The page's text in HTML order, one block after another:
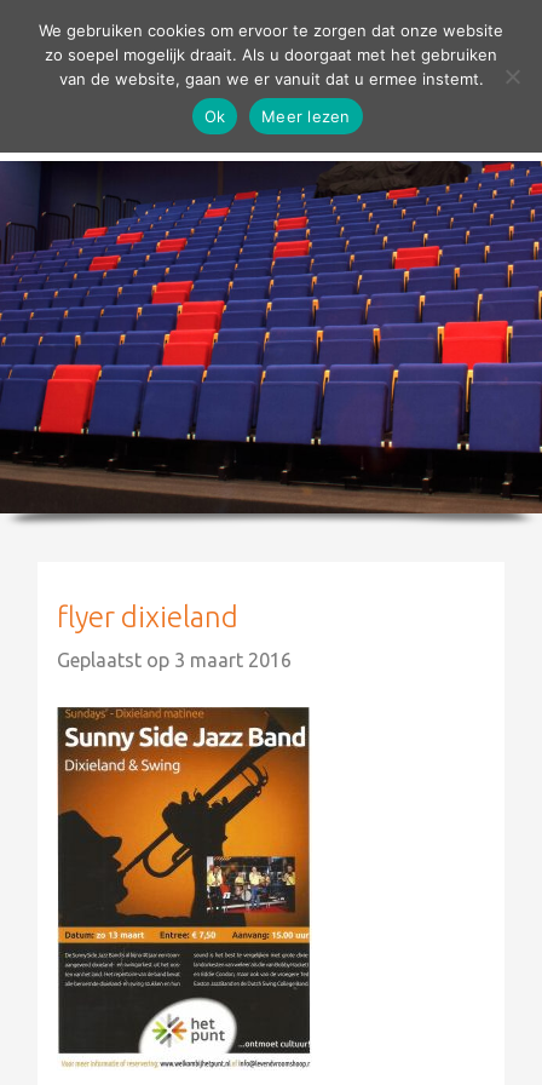
contact
agenda
theater
sport
grand café
zakelijk
over ons
flyer dixieland
Geplaatst op 3 maart 2016
We gebruiken cookies om ervoor te zorgen dat onze website
zo soepel mogelijk draait. Als u doorgaat met het gebruiken
van de website, gaan we er vanuit dat u ermee instemt.
Ok
Meer lezen